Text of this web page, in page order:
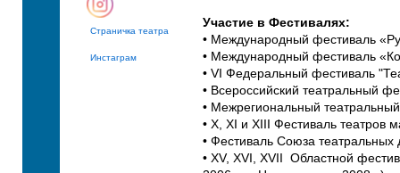
Страничка театра
Инстаграм
Участие в Фестивалях:
• Международный фестиваль
• Международный фестиваль
• VI Федеральный фестиваль
• Всероссийский театральный
• Межрегиональный
• Х, ХI и XIII Фестиваль театров
• Фестиваль Союза
• XV, XVI, XVII Областной